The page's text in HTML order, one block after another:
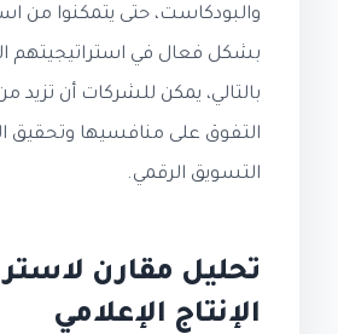
والبودكاست، حتى يتمكنوا من
بشكل فعال في استراتيجيتهم
بالتالي، يمكن للشركات أن تزيد
التفوق على منافسيها وتحقيق
التسويق الرقمي.
تحليل مقارن
الإنتاج الإعلامي